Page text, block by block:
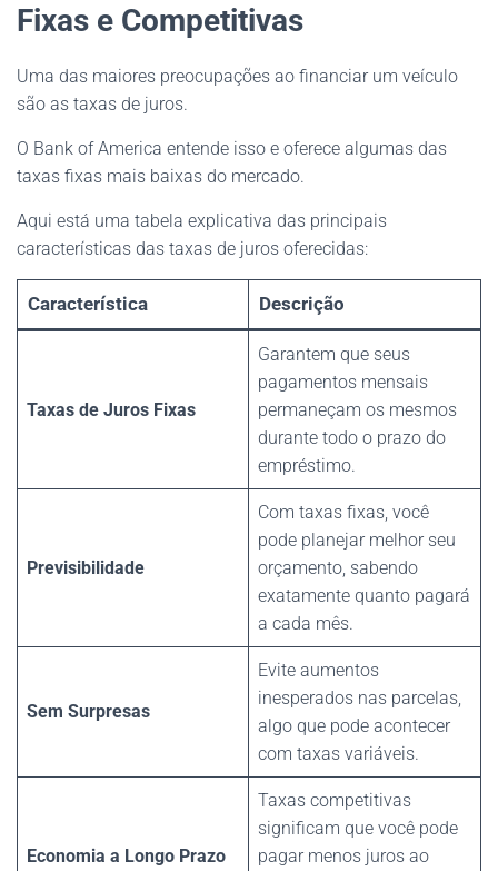
Fixas e Competitivas
Uma das maiores preocupações ao financiar um veículo
são as taxas de juros.
O Bank of America entende isso e oferece algumas das
taxas fixas mais baixas do mercado.
Aqui está uma tabela explicativa das principais
características das taxas de juros oferecidas:
Característica Descrição
Taxas de Juros Fixas
Garantem que seus
pagamentos mensais
permaneçam os mesmos
durante todo o prazo do
empréstimo.
Previsibilidade
Com taxas fixas, você
pode planejar melhor seu
orçamento, sabendo
exatamente quanto pagará
a cada mês.
Sem Surpresas
Evite aumentos
inesperados nas parcelas,
algo que pode acontecer
com taxas variáveis.
Economia a Longo Prazo
Taxas competitivas
significam que você pode
pagar menos juros ao